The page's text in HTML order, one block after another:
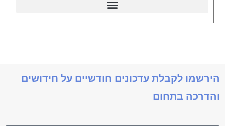
הירשמו לקבלת עדכונים חודשיים על חידושים
והדרכה בתחום